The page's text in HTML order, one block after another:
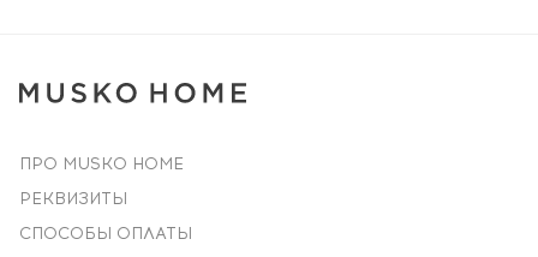
ПРО MUSKO HOME
РЕКВИЗИТЫ
СПОСОБЫ ОПЛАТЫ